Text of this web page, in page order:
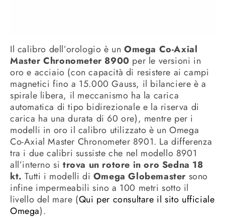
Il calibro dell’orologio è un Omega Co-Axial
Master Chronometer 8900 per le versioni in
oro e acciaio (con capacità di resistere ai campi
magnetici fino a 15.000 Gauss, il bilanciere è a
spirale libera, il meccanismo ha la carica
automatica di tipo bidirezionale e la riserva di
carica ha una durata di 60 ore), mentre per i
modelli in oro il calibro utilizzato è un Omega
Co-Axial Master Chronometer 8901. La differenza
tra i due calibri sussiste che nel modello 8901
all’interno si trova un rotore in oro Sedna 18
kt. Tutti i modelli di Omega Globemaster sono
infine impermeabili sino a 100 metri sotto il
livello del mare (Qui per consultare il sito ufficiale
Omega).